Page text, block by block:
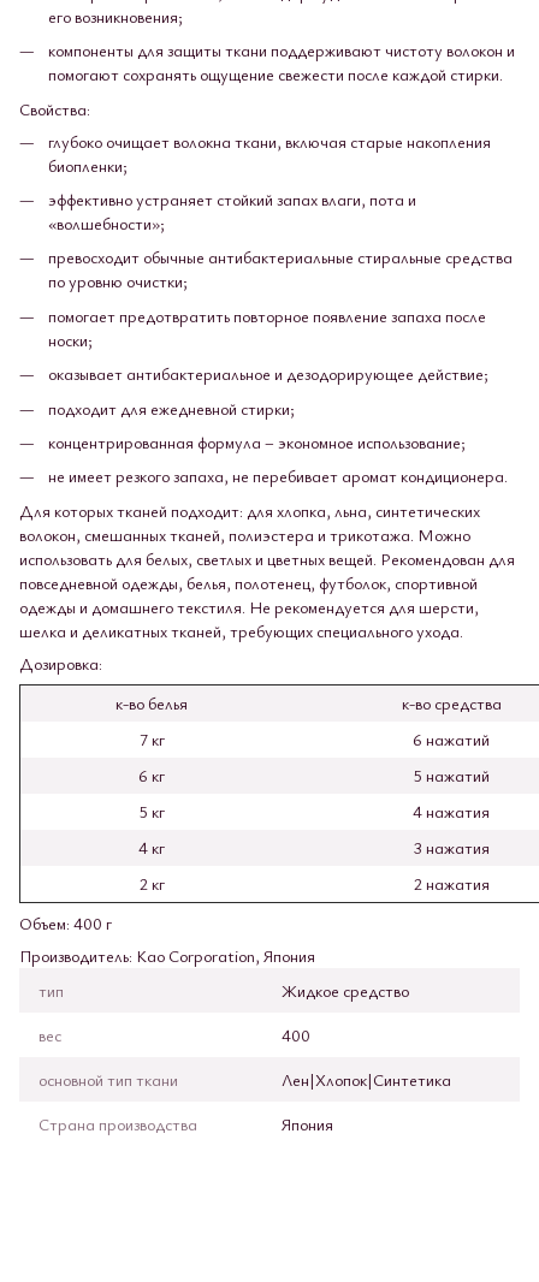
его возникновения;
компоненты для защиты ткани поддерживают чистоту волокон и
помогают сохранять ощущение свежести после каждой стирки.
Свойства:
глубоко очищает волокна ткани, включая старые накопления
биопленки;
эффективно устраняет стойкий запах влаги, пота и
«волшебности»;
превосходит обычные антибактериальные стиральные средства
по уровню очистки;
помогает предотвратить повторное появление запаха после
носки;
оказывает антибактериальное и дезодорирующее действие;
подходит для ежедневной стирки;
концентрированная формула – экономное использование;
не имеет резкого запаха, не перебивает аромат кондиционера.
Для которых тканей подходит: для хлопка, льна, синтетических
волокон, смешанных тканей, полиэстера и трикотажа. Можно
использовать для белых, светлых и цветных вещей. Рекомендован для
повседневной одежды, белья, полотенец, футболок, спортивной
одежды и домашнего текстиля. Не рекомендуется для шерсти,
шелка и деликатных тканей, требующих специального ухода.
Дозировка:
к-во белья
к-во средства
7 кг
6 нажатий
6 кг
5 нажатий
5 кг
4 нажатия
4 кг
3 нажатия
2 кг
2 нажатия
Объем: 400 г
Производитель: Kao Corporation, Япония
тип
Жидкое средство
вес
400
основной тип ткани
Лен|Хлопок|Синтетика
Страна производства
Япония